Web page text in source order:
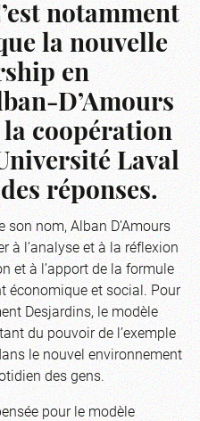
notamment
la nouvelle
en
D’Amours
la coopération
Laval
réponses.
nom, Alban D’Amours
à l’analyse et à la réflexion
et à l’apport de la formule
économique et social. Pour
Desjardins, le modèle
du pouvoir de l’exemple
le nouvel environnement
des gens.
pour le modèle